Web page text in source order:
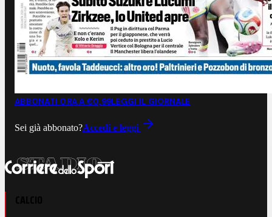
ABBONATI ORA A €0,99LEGGI IL GIORNALE
Sei già abbonato?Accedi e leggi